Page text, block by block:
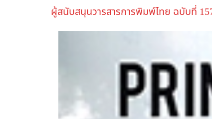
ผู้สนับสนุนวารสารการพิมพ์ไทย ฉบับที่